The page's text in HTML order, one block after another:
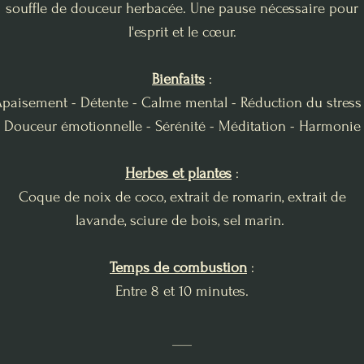
souffle de douceur herbacée. Une pause nécessaire pour
l'esprit et le cœur.
Bienfaits :
- Détente - Calme mental - Réduction du
Douceur émotionnelle - Sérénité - Méditation - Harmonie
Herbes et plantes :
Coque de noix de coco, extrait de romarin, extrait de
lavande, sciure de bois, sel marin.
Temps de combustion :
Entre 8 et 10 minutes.